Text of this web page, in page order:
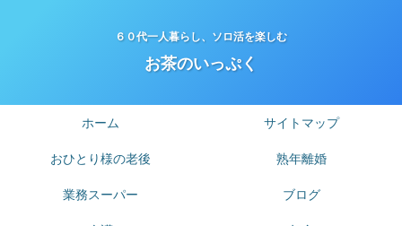
６０代一人暮らし、ソロ活を楽しむ
お茶のいっぷく
ホーム サイトマップ
おひとり様の老後 熟年離婚
業務スーパー ブログ